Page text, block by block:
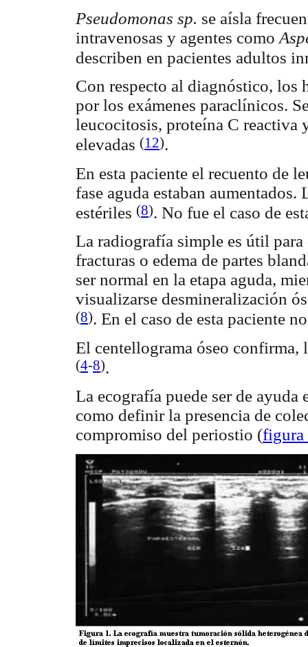
Pseudomonas sp. se aísla
intravenosas y agentes como
describen en pacientes adultos
Con respecto al diagnóstico, los
por los exámenes paraclínicos.
leucocitosis, proteína C reactiva
elevadas (12).
En esta paciente el recuento de
fase aguda estaban
estériles (8). No fue el caso de
La radiografía simple es útil para
fracturas o edema de partes
ser normal en la etapa aguda,
visualizarse desmineralización
(8). En el caso de esta paciente
El centellograma óseo
(4-8).
La ecografía puede ser de
como definir la presencia de
compromiso del periostio (figura